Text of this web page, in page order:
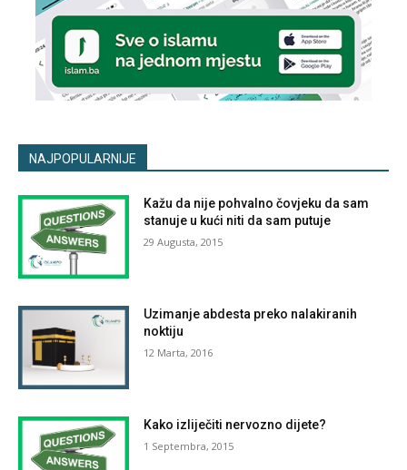
NAJPOPULARNIJE
Kažu da nije pohvalno čovjeku da sam
stanuje u kući niti da sam putuje
29 Augusta, 2015
Uzimanje abdesta preko nalakiranih
noktiju
12 Marta, 2016
Kako izliječiti nervozno dijete?
1 Septembra, 2015